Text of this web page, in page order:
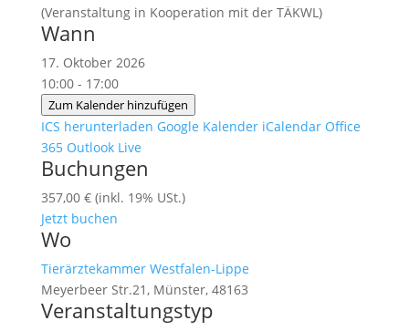
Wann
17. Oktober 2026
10:00 - 17:00
Zum Kalender hinzufügen
ICS herunterladen Google Kalender iCalendar Office
365 Outlook Live
Buchungen
357,00 € (inkl. 19% USt.)
Jetzt buchen
Wo
Tierärztekammer Westfalen-Lippe
Meyerbeer Str.21, Münster, 48163
Veranstaltungstyp